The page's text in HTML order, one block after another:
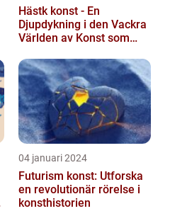
Hästk konst - En
Djupdykning i den Vackra
Världen av Konst som
04 januari 2024
Futurism konst: Utforska
en revolutionär rörelse i
konsthistorien